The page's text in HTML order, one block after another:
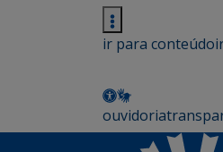
ir para conteúdo
ouvidoria